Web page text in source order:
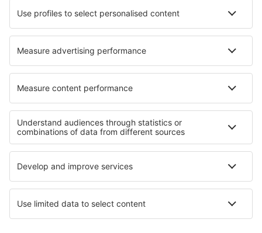
Hotels in Simoes Filho Hotels in Noyers
Hotels in Narellan
Beste hotels - regio's
Hotels in Pembrokeshire Hotels in Torbay
Hotels in Scotland Hotels in Anglesey
Hotels in Engeland Hotels in South Sinai
Hotels op Cyprus Hotels in Nationaal park Folgefonna
Hotels op Fiji Hotels op Hawaï